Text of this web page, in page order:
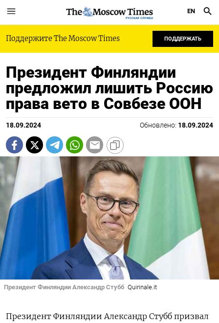
РУССКАЯ СЛУЖБА
EN
Поддержите The Moscow Times ПОДДЕРЖАТЬ
Президент Финляндии
предложил лишить Россию
права вето в Совбезе ООН
18.09.2024 Обновлено: 18.09.2024
Президент Финляндии Александр Стубб Quirinale.it
Президент Финляндии Александр Стубб призвал